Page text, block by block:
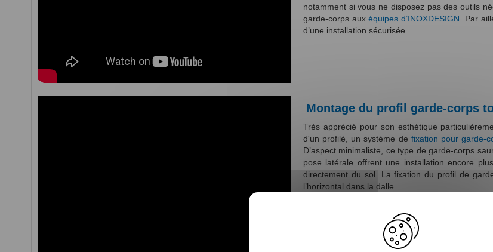
notamment si vous ne disposez pas des outils
garde-corps auxéquipes d’INOXDESIGN . Par
d’une installation sécurisée.
Montage du profil garde-corps
Très apprécié pour son esthétique
d'un profilé, un système de fixation pour garde-
D’aspect minimaliste, ce type de garde-corps
pose latérale offrent une installation encore
directement du sol. La fixation du profil de
l’horizontal dans la dalle.
De manière générale, les garde-corps en
fixer les profilés qui vont venir accueillir les
hauteur et que les panneaux de verre doivent
indispensable pour garantir une finition de qualité.